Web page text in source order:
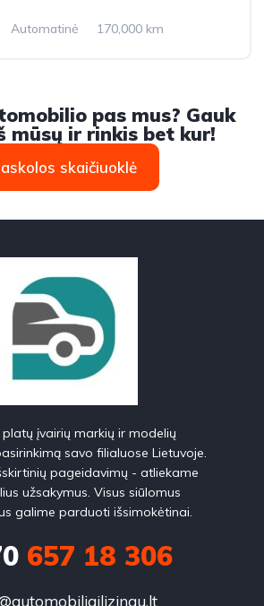
Automatinė
170,000 km
pas mus? Gauk
mūsų ir rinkis bet kur!
skaičiuoklė
įvairių markių ir modelių
savo filialuose Lietuvoje.
pageidavimų - atliekame
užsakymus. Visus siūlomus
galime parduoti išsimokėtinai.
657 18 306